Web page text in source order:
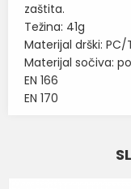
zaštita.
Težina: 41g
Materijal drški: PC/
Materijal sočiva:
EN 166
EN 170